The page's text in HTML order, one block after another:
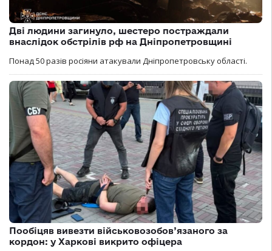
Дві людини загинуло, шестеро постраждали
внаслідок обстрілів рф на Дніпропетровщині
Понад 50 разів росіяни атакували Дніпропетровську області.
Пообіцяв вивезти військовозобов’язаного за
кордон: у Харкові викрито офіцера